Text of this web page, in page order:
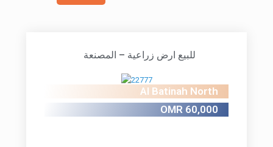
للبيع ارض زراعية – المصنعة
Al Batinah North
OMR 60,000